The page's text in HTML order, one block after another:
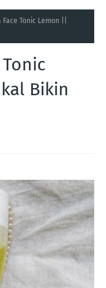
Face Tonic Lemon ||
Bikin